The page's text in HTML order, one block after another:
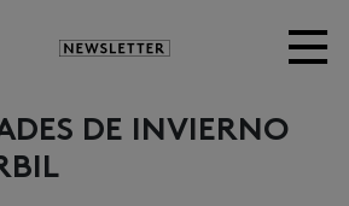
Newsletter
DE INVIERNO